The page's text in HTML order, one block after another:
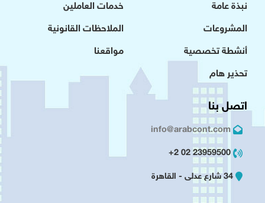
نبذة عامة
المشروعات
أنشطة تخصصية
تحذير هام
خدمات العاملين
الملاحظات القانونية
مواقعنا
اتصل بنا
info@arabcont.com
23959500 02 2+
34 شارع عدلى - القاهرة